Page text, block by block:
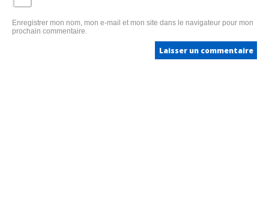
Enregistrer mon nom, mon e-mail et mon site dans le navigateur pour mon
prochain commentaire.